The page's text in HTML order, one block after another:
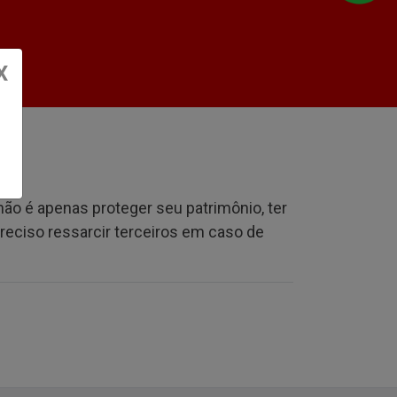
é apenas proteger seu patrimônio, ter
ressarcir terceiros em caso de